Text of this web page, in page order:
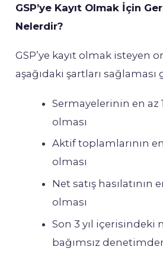
GSP’ye Kayıt Olmak İçin
Nelerdir?
GSP’ye kayıt olmak isteyen
aşağıdaki şartları
Sermayelerinin en az
olması
Aktif toplamlarının
olması
Net satış hasılatının
olması
Son 3 yıl içerisindeki
bağımsız